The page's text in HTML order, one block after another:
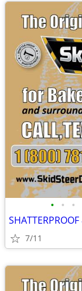
• • •
7/11